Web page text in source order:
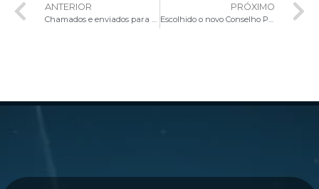
ANTERIOR
Chamados e enviados para a missão
PRÓXIMO
Escolhido o novo Conselho Presbiteral da Arquidiocese de Brasília